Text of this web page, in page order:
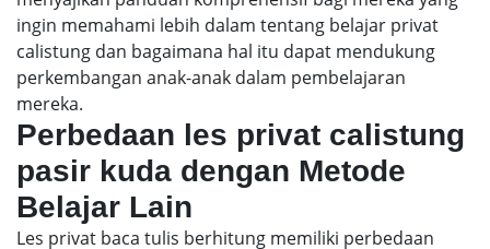
ingin memahami lebih dalam tentang belajar privat
calistung dan bagaimana hal itu dapat mendukung
perkembangan anak-anak dalam pembelajaran
mereka.
Perbedaan les privat calistung
pasir kuda dengan Metode
Belajar Lain
Les privat baca tulis berhitung memiliki perbedaan